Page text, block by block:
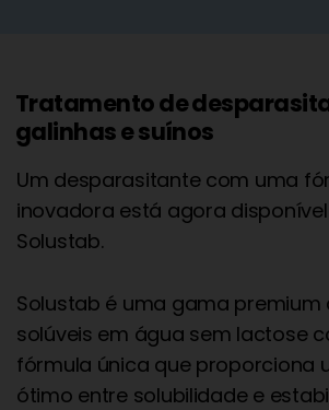
Tratamento de
galinhas e suínos
Um desparasitante com uma
inovadora está agora
Solustab.
Solustab é uma gama
solúveis em água sem lactose
fórmula única que proporciona
ótimo entre solubilidade e